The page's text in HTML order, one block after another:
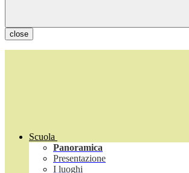
close
Scuola
Panoramica
Presentazione
I luoghi